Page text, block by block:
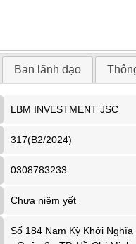
Ban lãnh đạo
LBM INVESTMENT JSC
317(B2/2024)
0308783233
Chưa niêm yết
Số 184 Nam Kỳ Khởi